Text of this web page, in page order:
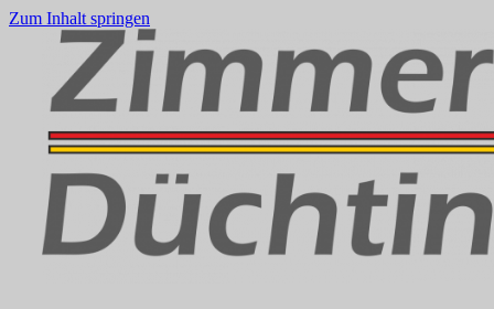
Inhalt
springen
Zum Inhalt springen